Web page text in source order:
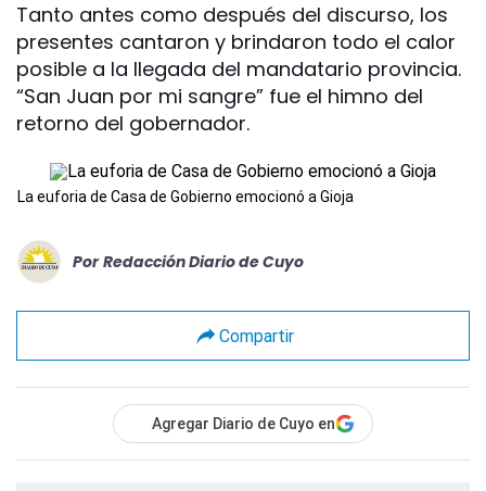
Tanto antes como después del discurso, los
presentes cantaron y brindaron todo el calor
posible a la llegada del mandatario provincia.
“San Juan por mi sangre” fue el himno del
retorno del gobernador.
La euforia de Casa de Gobierno emocionó a Gioja
Por Redacción Diario de Cuyo
Compartir
Agregar Diario de Cuyo en